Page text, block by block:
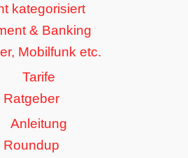
kategorisiert
& Banking
Mobilfunk etc.
Tarife
Ratgeber
Anleitung
Roundup